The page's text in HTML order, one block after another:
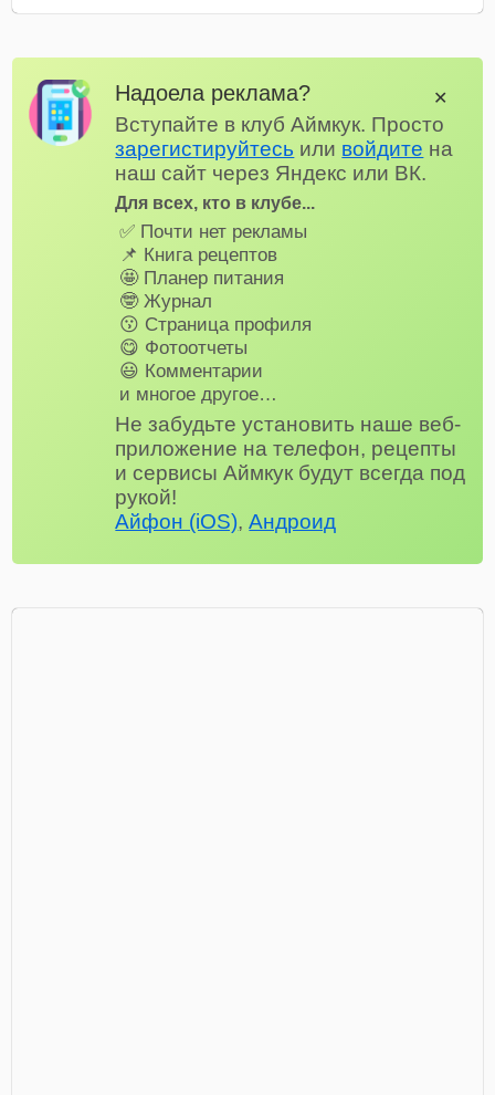
Надоела реклама?
Вступайте в клуб Аймкук. Просто
зарегистируйтесь или войдите на
наш сайт через Яндекс или ВК.
Для всех, кто в клубе...
✅ Почти нет рекламы
📌 Книга рецептов
🤩 Планер питания
🤓 Журнал
😗 Страница профиля
😋 Фотоотчеты
😃 Комментарии
и многое другое…
Не забудьте установить наше веб-
приложение на телефон, рецепты
и сервисы Аймкук будут всегда под
рукой!
Айфон (iOS),Андроид
✕